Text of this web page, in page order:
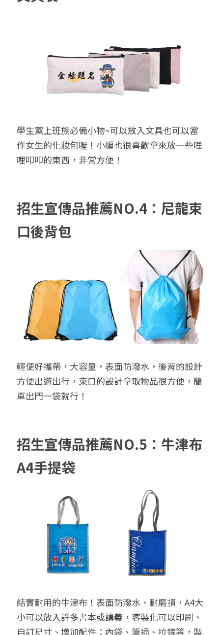
學生黨上班族必備小物~可以放入文具也可以當
作女生的化妝包喔！小編也很喜歡拿來放一些哩
哩叩叩的東西，非常方便！
招生宣傳品推薦NO.4：尼龍束
口後背包
輕便好攜帶，大容量，表面防潑水，後背的設計
方便出遊出行，束口的設計拿取物品很方便，簡
單出門一袋就行！
招生宣傳品推薦NO.5：牛津布
A4手提袋
結實耐用的牛津布！表面防潑水、耐磨損，A4大
小可以放入許多書本或講義，客製化可以印刷、
自訂尺寸、增加配件：內袋、筆插、拉鍊等，製